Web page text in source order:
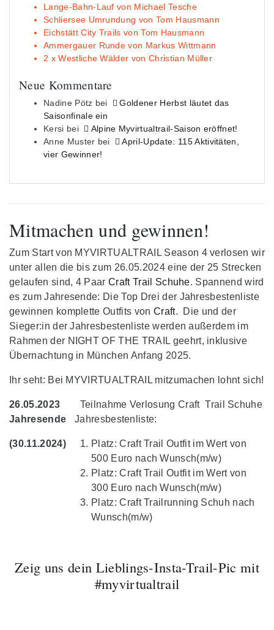
Lange-Bahn-Lauf von Michael Tesche
Schliersee Umrundung von Tom Hausmann
Eichstätt City Trails von Tom Hausmann
Ammergauer Runde von Markus Wittmann
2 x Westliche Wälder von Christian Müller
Neue Kommentare
Nadine Pötz bei
Goldener Herbst läutet das
Saisonfinale ein
Kersi bei
Alpine Myvirtualtrail-Saison eröffnet!
Anne Muster bei
April-Update: 115 Aktivitäten,
vier Gewinner!
Mitmachen und gewinnen!
Zum Start von MYVIRTUALTRAIL Season 4 verlosen wir
unter allen die bis zum 26.05.2024 eine der 25 Strecken
gelaufen sind, 4 PaarCraft Trail Schuhe. Spannend wird
es zum Jahresende: Die Top Drei der Jahresbestenliste
gewinnen komplette Outfits von Craft. Die und der
Sieger:in der Jahresbestenliste werden außerdem im
Rahmen der NIGHT OF THE TRAIL geehrt, inklusive
Übernachtung in München Anfang 2025.
Ihr seht: Bei MYVIRTUALTRAIL mitzumachen lohnt sich!
26.05.2023
Teilnahme Verlosung Craft Trail Schuhe
Jahresende
(30.11.2024)
Jahresbestenliste:
Platz: Craft Trail Outfit im Wert von
500 Euro nach Wunsch(m/w)
Platz: Craft Trail Outfit im Wert von
300 Euro nach Wunsch(m/w)
Platz: Craft Trailrunning Schuh nach
Wunsch(m/w)
Zeig uns dein Lieblings-Insta-Trail-Pic mit
#myvirtualtrail